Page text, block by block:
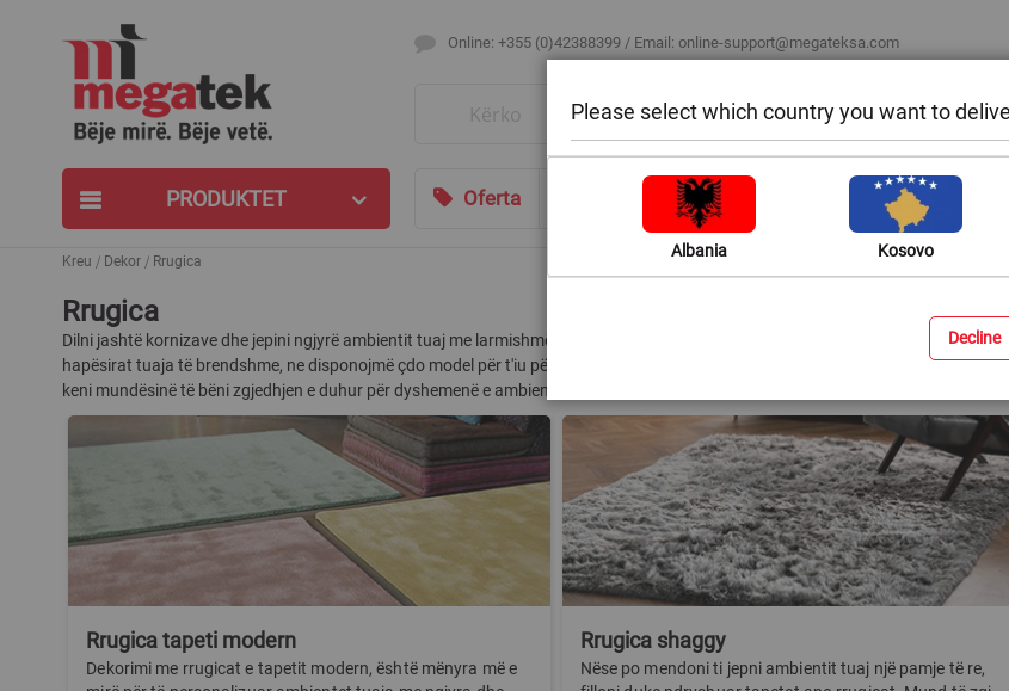
Online: +355 (0)42388399 / Email: online-support@megateksa.com
PRODUKTET Oferta Bli sipas ambientit Ndihmë &
Kreu Dekor Rrugica
Rrugica
Dilni jashtë kornizave dhe jepini ngjyrë ambientit tuaj me larmishmërinë e rrugicave që Megatek sjell për ju. Cilido qoftë stili i
hapësirat tuaja të brendshme, ne disponojmë çdo model për t'iu përshtatur çdo stili. Duke nisur nga rrugicat shaggy e deri tek ato
keni mundësinë të bëni zgjedhjen e duhur për dyshemenë e ambientit tuaj!
Rrugica tapeti modern
Dekorimi me rrugicat e tapetit modern, është mënyra më e
Rrugica shaggy
Nëse po mendoni ti jepni ambientit tuaj një pamje të re,
Please select which country you want to
Albania Kosovo
Decline